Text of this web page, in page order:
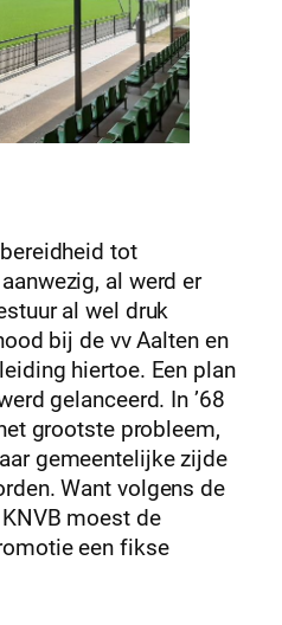
tot
al werd er
al wel druk
bij de vv Aalten en
hiertoe. Een plan
gelanceerd. In ’68
grootste probleem,
gemeentelijke zijde
Want volgens de
moest de
een fikse